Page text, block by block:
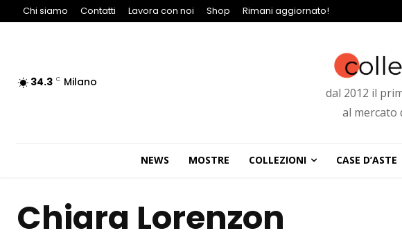
Chi siamo Contatti Lavora con noi Shop Rimani aggiornato!
34.3 C Milano
dal 2012 il
al mercato
NEWS MOSTRE COLLEZIONI CASE D’ASTE
Chiara Lorenzon